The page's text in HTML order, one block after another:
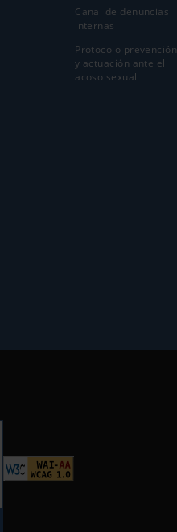
Canal de denuncias
internas
Protocolo prevención
y actuación ante el
acoso sexual